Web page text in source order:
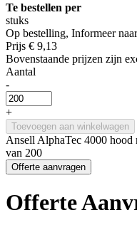
Te bestellen per
stuks
Op bestelling, Informeer
Prijs € 9,13
Bovenstaande prijzen zijn
Aantal
-
+
Toevoegen aan winkelwagen
Ansell AlphaTec 4000 hood
van 200
Offerte aanvragen
Offerte